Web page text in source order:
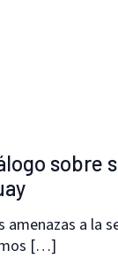
sobre
amenazas a la
[…]